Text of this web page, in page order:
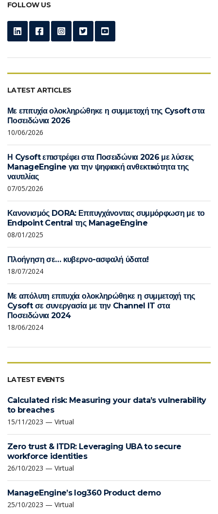
FOLLOW US
LATEST ARTICLES
Με επιτυχία ολοκληρώθηκε η συμμετοχή της Cysoft στα
Ποσειδώνια 2026
10/06/2026
Η Cysoft επιστρέφει στα Ποσειδώνια 2026 με λύσεις
ManageEngine για την ψηφιακή ανθεκτικότητα της
ναυτιλίας
07/05/2026
Κανονισμός DORA: Επιτυγχάνοντας συμμόρφωση με το
Endpoint Central της ManageEngine
08/01/2025
Πλοήγηση σε… κυβερνο-ασφαλή ύδατα!
18/07/2024
Με απόλυτη επιτυχία ολοκληρώθηκε η συμμετοχή της
Cysoft σε συνεργασία με την Channel IT στα
Ποσειδώνια 2024
18/06/2024
LATEST EVENTS
Calculated risk: Measuring your data’s vulnerability
to breaches
15/11/2023 — Virtual
Zero trust & ITDR: Leveraging UBA to secure
workforce identities
26/10/2023 — Virtual
ManageEngine’s log360 Product demo
25/10/2023 — Virtual